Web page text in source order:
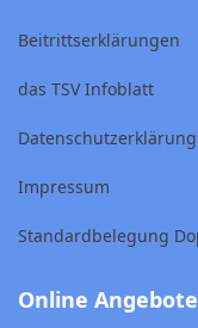
Beitrittserklärungen
das TSV Infoblatt
Datenschutzerklärung
Impressum
Standardbelegung
Online